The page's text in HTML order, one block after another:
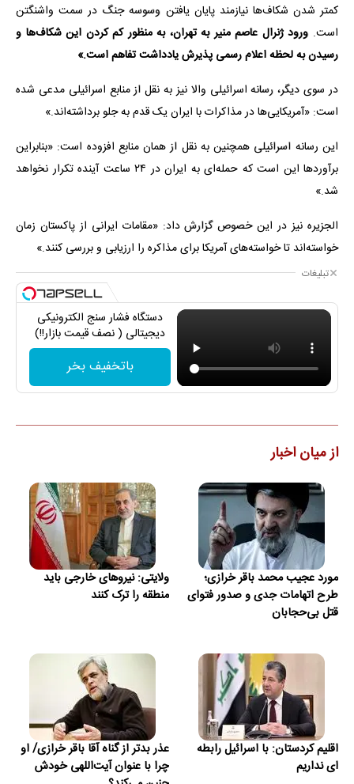
کمتر شدن شکاف‌ها نیازمند پایان یافتن وسوسه جنگ در سمت واشنگتن
است. ورود ژنرال عاصم منیر به تهران، به منظور کم کردن این شکاف‌ها و
رسیدن به لحظه اعلام رسمی پذیرش یادداشت تفاهم است.»
در سوی دیگر، رسانه اسرائیلی والا نیز به نقل از منابع اسرائیلی مدعی شده
است: «آمریکایی‌ها در مذاکرات با ایران یک قدم به جلو برداشته‌اند.»
این رسانه اسرائیلی همچنین به نقل از همان منابع افزوده است: «بنابراین
برآوردها این است که حمله‌ای به ایران در ۲۴ ساعت آینده تکرار نخواهد
شد.»
الجزیره نیز در این خصوص گزارش داد: «مقامات ایرانی از پاکستان زمان
خواسته‌اند تا خواسته‌های آمریکا برای مذاکره را ارزیابی و بررسی کنند.»
تبلیغات
دستگاه فشار سنج الکترونیکی
دیجیتالی ( نصف قیمت بازار!!)
باتخفیف بخر
از میان اخبار
مورد عجیب محمد باقر خرازی؛
طرح اتهامات جدی و صدور فتوای
قتل بی‌حجابان
ولایتی: نیروهای خارجی باید
منطقه را ترک کنند
اقلیم کردستان: با اسرائیل رابطه
ای نداریم
عذر بدتر از گناه آقا باقر خرازی/ او
چرا با عنوان آیت‌اللهی خودش